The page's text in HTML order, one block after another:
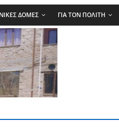
ΔΟΜΕΣ ΓΙΑ ΤΟΝ ΠΟΛΙΤΗ
εργασίας